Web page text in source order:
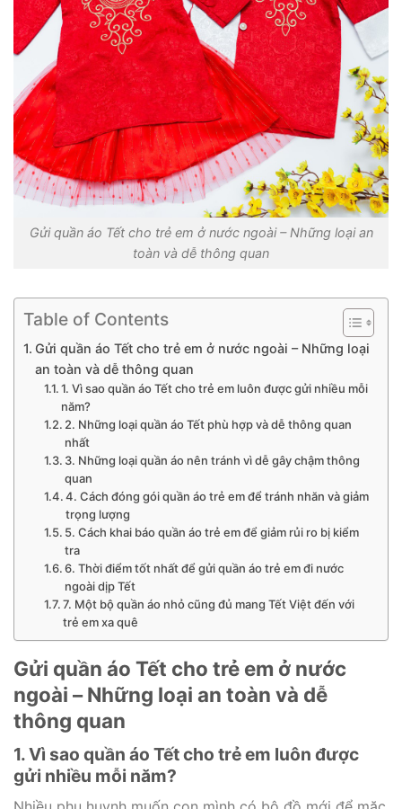
Gửi quần áo Tết cho trẻ em ở nước ngoài – Những loại an
toàn và dễ thông quan
Table of Contents
Gửi quần áo Tết cho trẻ em ở nước ngoài – Những loại
an toàn và dễ thông quan
1. Vì sao quần áo Tết cho trẻ em luôn được gửi nhiều mỗi
năm?
2. Những loại quần áo Tết phù hợp và dễ thông quan
nhất
3. Những loại quần áo nên tránh vì dễ gây chậm thông
quan
4. Cách đóng gói quần áo trẻ em để tránh nhăn và giảm
trọng lượng
5. Cách khai báo quần áo trẻ em để giảm rủi ro bị kiểm
tra
6. Thời điểm tốt nhất để gửi quần áo trẻ em đi nước
ngoài dịp Tết
7. Một bộ quần áo nhỏ cũng đủ mang Tết Việt đến với
trẻ em xa quê
Gửi quần áo Tết cho trẻ em ở nước
ngoài – Những loại an toàn và dễ
thông quan
1. Vì sao quần áo Tết cho trẻ em luôn được
gửi nhiều mỗi năm?